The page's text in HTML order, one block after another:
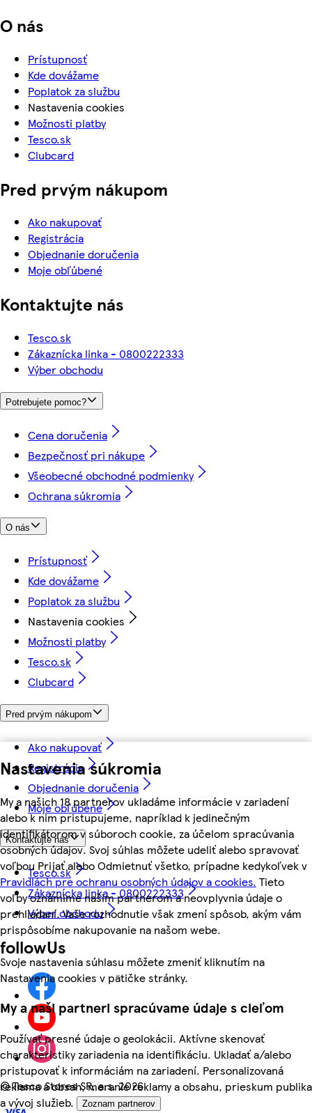
Nastavenia súkromia
My a našich 18 partnerov ukladáme informácie v zariadení
alebo k nim pristupujeme, napríklad k jedinečným
identifikátorom v súboroch cookie, za účelom spracúvania
osobných údajov. Svoj súhlas môžete udeliť alebo spravovať
voľbou Prijať alebo Odmietnuť všetko, prípadne kedykoľvek v
Pravidlách pre ochranu osobných údajov a cookies. Tieto
voľby oznámime našim partnerom a neovplyvnia údaje o
prehliadaní. Vaše rozhodnutie však zmení spôsob, akým vám
prispôsobíme nakupovanie na našom webe.
Svoje nastavenia súhlasu môžete zmeniť kliknutím na
Nastavenia cookies v pätičke stránky.
My a naši partneri spracúvame údaje s cieľom
Používať presné údaje o geolokácii. Aktívne skenovať
charakteristiky zariadenia na identifikáciu. Ukladať a/alebo
pristupovať k informáciám na zariadení. Personalizovaná
reklama a obsah, meranie reklamy a obsahu, prieskum publika
a vývoj služieb.
Zoznam partnerov
O nás
Prístupnosť
Kde dovážame
Poplatok za službu
Nastavenia cookies
Možnosti platby
Tesco.sk
Clubcard
Pred prvým nákupom
Ako nakupovať
Registrácia
Objednanie doručenia
Moje obľúbené
Kontaktujte nás
Tesco.sk
Zákaznícka linka - 0800222333
Výber obchodu
Potrebujete pomoc?
Cena doručenia
Bezpečnosť pri nákupe
Všeobecné obchodné podmienky
Ochrana súkromia
O nás
Prístupnosť
Kde dovážame
Poplatok za službu
Nastavenia cookies
Možnosti platby
Tesco.sk
Clubcard
Pred prvým nákupom
Ako nakupovať
Registrácia
Objednanie doručenia
Moje obľúbené
Kontaktujte nás
Tesco.sk
Zákaznícka linka - 0800222333
Výber obchodu
followUs
©Tesco Stores SR, a.s. 2026